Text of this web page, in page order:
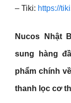
– Tiki: https://
Nucos Nhật
sung hàng
phẩm chính
thanh lọc cơ